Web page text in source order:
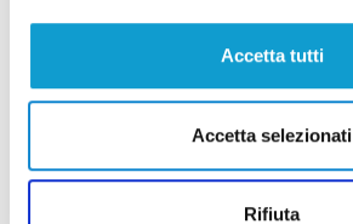
Accetta tutti
Accetta selezionati
Rifiuta